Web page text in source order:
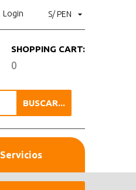
S/ PEN
Login
SHOPPING CART:
0
BUSCAR...
Servicios